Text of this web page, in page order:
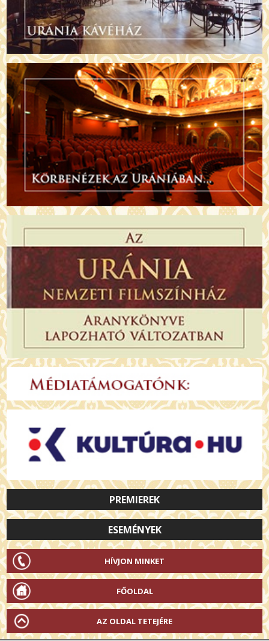
PREMIEREK
ESEMÉNYEK
HÍVJON MINKET
FŐOLDAL
AZ OLDAL TETEJÉRE